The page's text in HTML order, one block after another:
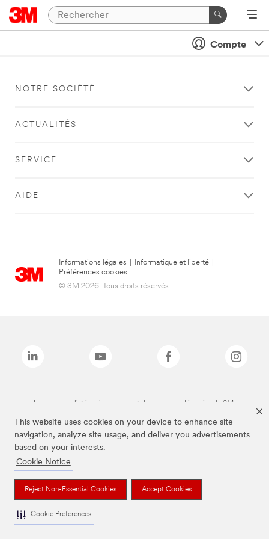
This website uses cookies on your device to enhance site
navigation, analyze site usage, and deliver you advertisements
based on your interests.
Cookie Notice
Reject Non-Essential Cookies Accept Cookies
Cookie Preferences
Compte
NOTRE SOCIÉTÉ
ACTUALITÉS
SERVICE
AIDE
Informations légales Informatique et liberté
Préférences cookies
© 3M 2026. Tous droits réservés.
Les marques listées ci-dessus sont des marques déposées de 3M.